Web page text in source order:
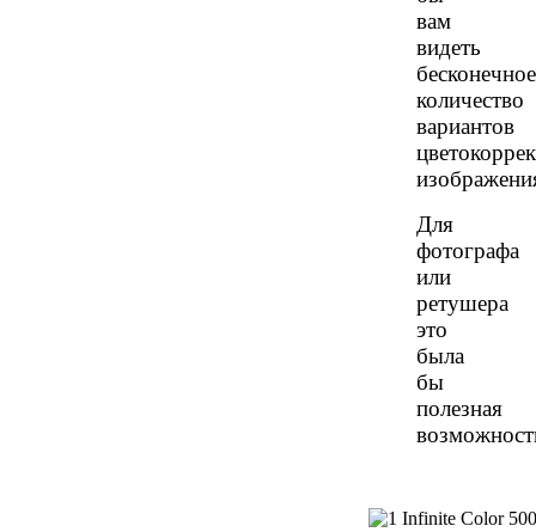
вам
видеть
бесконечное
количество
вариантов
Для
фотографа
или
ретушера
это
была
бы
полезная